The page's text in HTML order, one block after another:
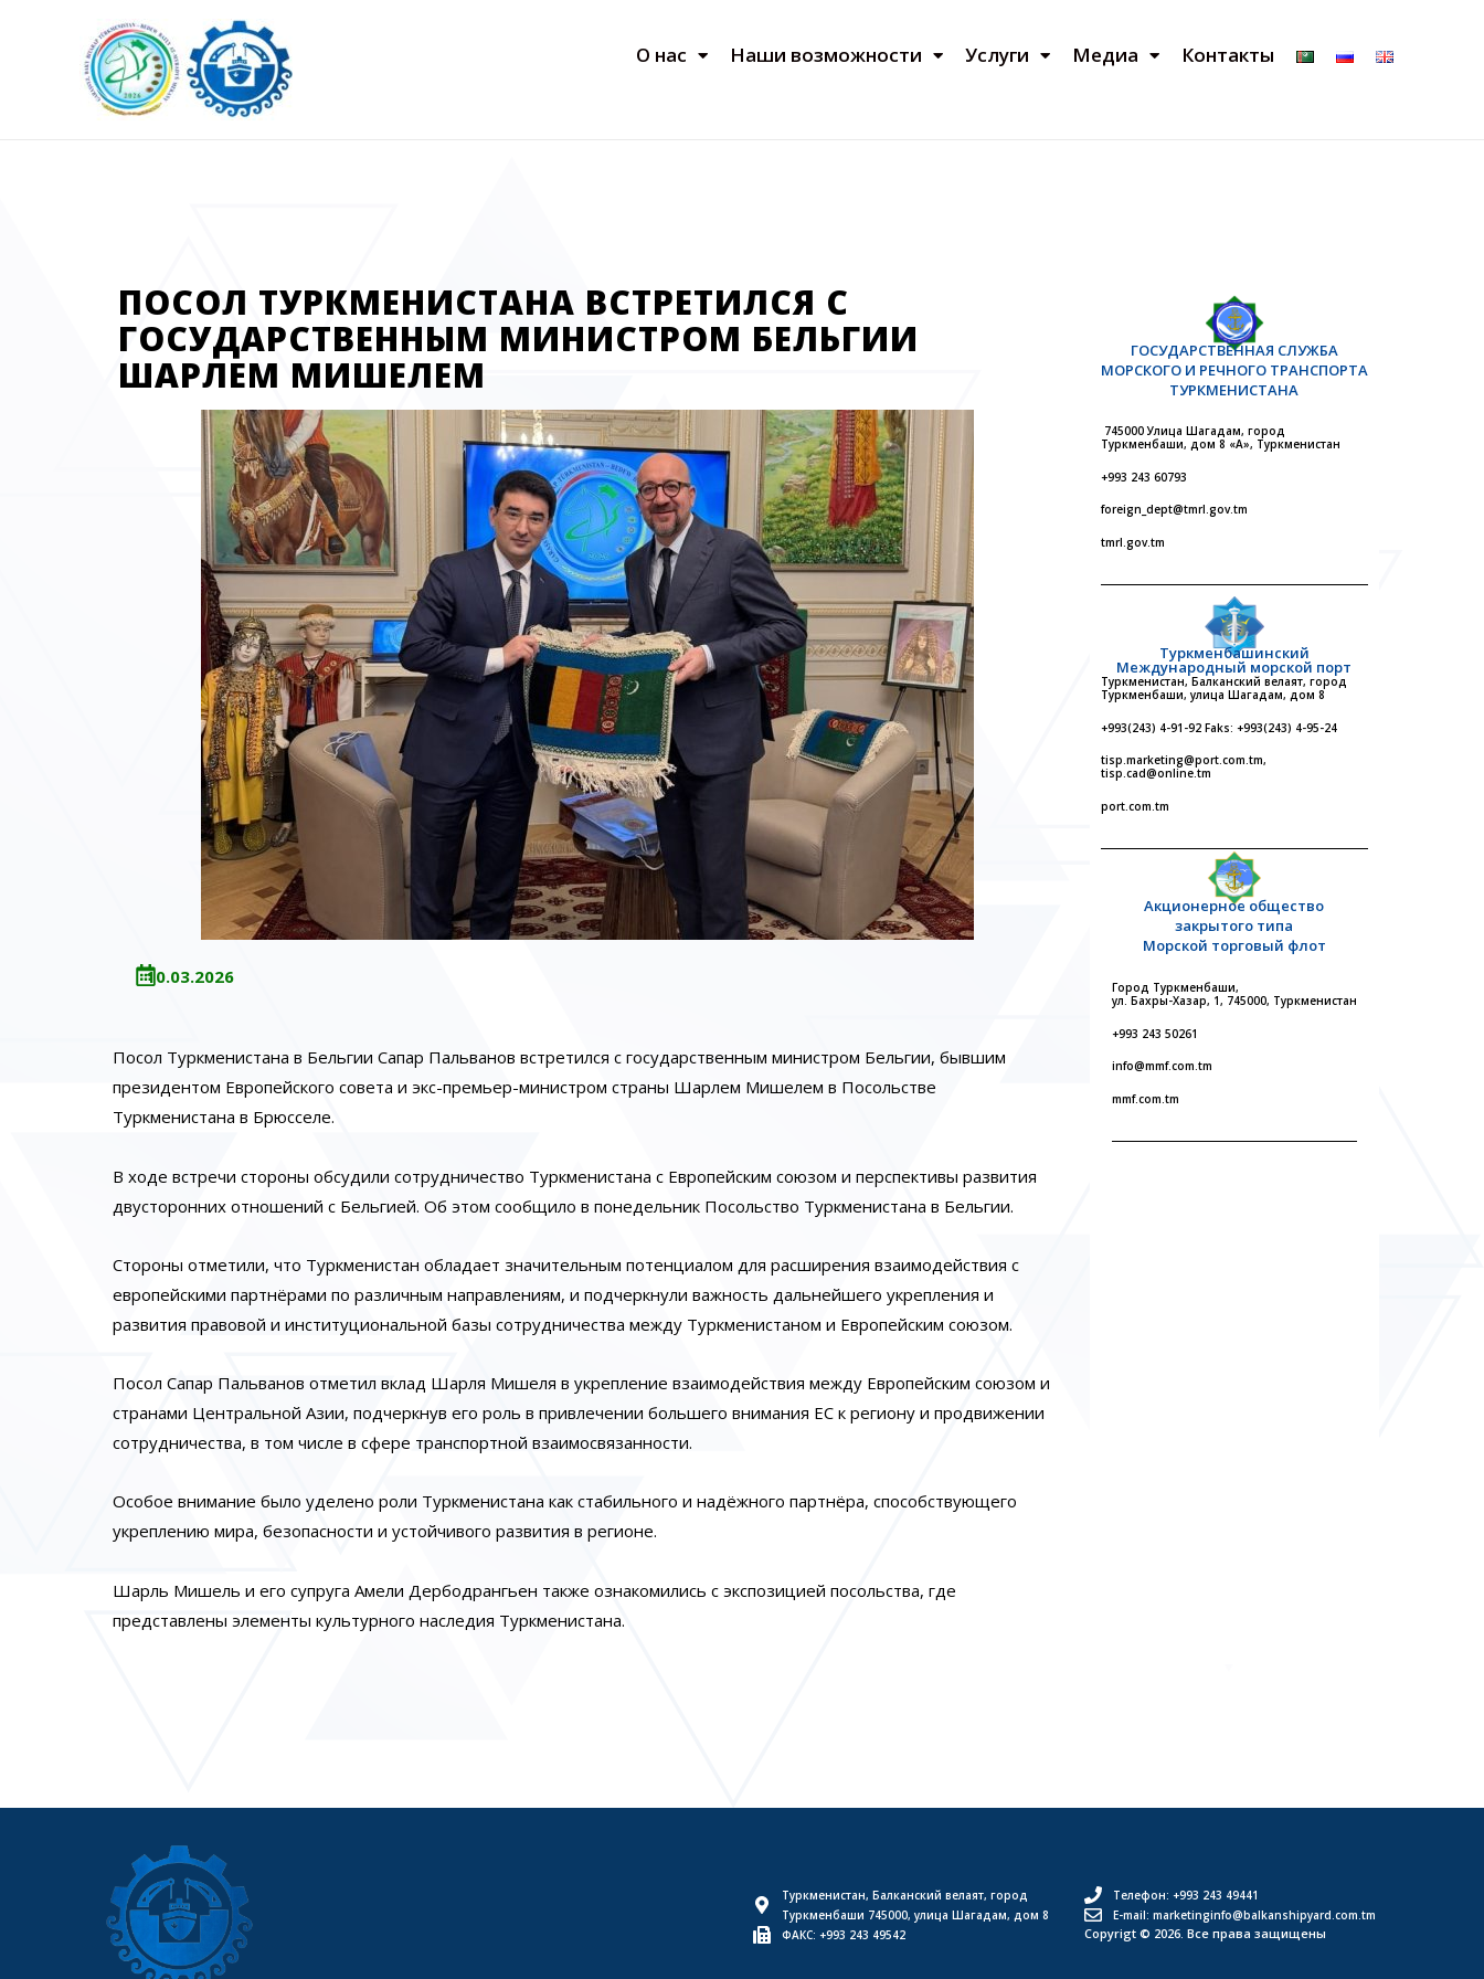
О нас Наши возможности Услуги Медиа Контакты
ПОСОЛ ТУРКМЕНИСТАНА ВСТРЕТИЛСЯ С
ГОСУДАРСТВЕННЫМ МИНИСТРОМ БЕЛЬГИИ
ШАРЛЕМ МИШЕЛЕМ
10.03.2026
Посол Туркменистана в Бельгии Сапар Пальванов встретился с государственным министром Бельгии, бывшим
президентом Европейского совета и экс-премьер-министром страны Шарлем Мишелем в Посольстве
Туркменистана в Брюсселе.
В ходе встречи стороны обсудили сотрудничество Туркменистана с Европейским союзом и перспективы развития
двусторонних отношений с Бельгией. Об этом сообщило в понедельник Посольство Туркменистана в Бельгии.
Стороны отметили, что Туркменистан обладает значительным потенциалом для расширения взаимодействия с
европейскими партнёрами по различным направлениям, и подчеркнули важность дальнейшего укрепления и
развития правовой и институциональной базы сотрудничества между Туркменистаном и Европейским союзом.
Посол Сапар Пальванов отметил вклад Шарля Мишеля в укрепление взаимодействия между Европейским союзом и
странами Центральной Азии, подчеркнув его роль в привлечении большего внимания ЕС к региону и продвижении
сотрудничества, в том числе в сфере транспортной взаимосвязанности.
Особое внимание было уделено роли Туркменистана как стабильного и надёжного партнёра, способствующего
укреплению мира, безопасности и устойчивого развития в регионе.
Шарль Мишель и его супруга Амели Дербодрангьен также ознакомились с экспозицией посольства, где
представлены элементы культурного наследия Туркменистана.
ГОСУДАРСТВЕННАЯ СЛУЖБА
МОРСКОГО И РЕЧНОГО ТРАНСПОРТА
ТУРКМЕНИСТАНА
745000 Улица Шагадам, город
Туркменбаши, дом 8 «А», Туркменистан
+993 243 60793
foreign_dept@tmrl.gov.tm
tmrl.gov.tm
Туркменбашинский
Международный морской порт
Туркменистан, Балканский велаят, город
Туркменбаши, улица Шагадам, дом 8
+993(243) 4-91-92 Faks: +993(243) 4-95-24
tisp.marketing@port.com.tm,
tisp.cad@online.tm
port.com.tm
Акционерное общество
закрытого типа
Морской торговый флот
Город Туркменбаши,
ул. Бахры-Хазар, 1, 745000, Туркменистан
+993 243 50261
info@mmf.com.tm
mmf.com.tm
Туркменистан, Балканский велаят, город
Туркменбаши 745000, улица Шагадам, дом 8
ФАКС: +993 243 49542
Телефон: +993 243 49441
E-mail: marketinginfo@balkanshipyard.com.tm
Copyrigt © 2026. Все права защищены